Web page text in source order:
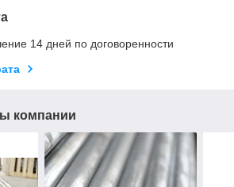
14 дней по договоренности
компании